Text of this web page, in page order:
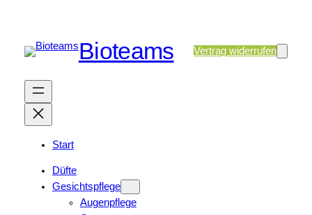
Bioteams Vertrag widerrufen
Start
Düfte
Gesichtspflege
Augenpflege